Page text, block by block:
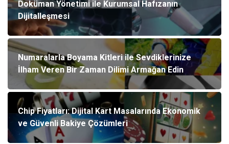
Doküman Yönetimi ile Kurumsal Hafızanın
Dijitalleşmesi
Numaralarla Boyama Kitleri ile Sevdiklerinize
İlham Veren Bir Zaman Dilimi Armağan Edin
Chip Fiyatları: Dijital Kart Masalarında Ekonomik
ve Güvenli Bakiye Çözümleri